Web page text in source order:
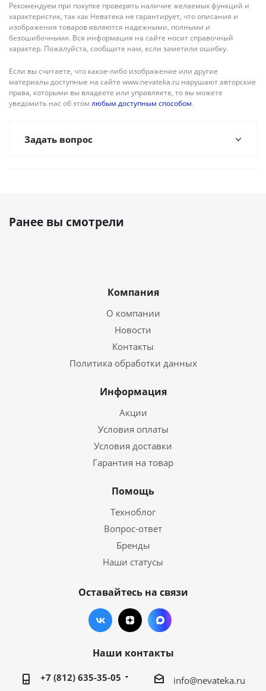
Рекомендуем при покупке проверять наличие желаемых функций и
характеристик, так как Неватека не гарантирует, что описания и
изображения товаров являются надежными, полными и
безошибочными. Вся информация на сайте носит справочный
характер. Пожалуйста, сообщите нам, если заметили ошибку.
Если вы считаете, что какое-либо изображение или другие
материалы доступные на сайте www.nevateka.ru нарушают авторские
права, которыми вы владеете или управляете, то вы можете
уведомить нас об этом любым доступным способом.
Задать вопрос
Ранее вы смотрели
Компания
О компании
Новости
Контакты
Политика обработки данных
Информация
Акции
Условия оплаты
Условия доставки
Гарантия на товар
Помощь
Техноблог
Вопрос-ответ
Бренды
Наши статусы
Оставайтесь на связи
Наши контакты
+7 (812) 635-35-05 info@nevateka.ru